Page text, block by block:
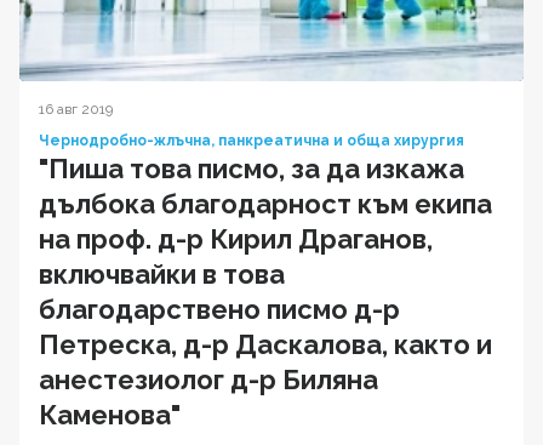
16 авг 2019
Чернодробно-жлъчна, панкреатична и обща хирургия
"Пиша това писмо, за да изкажа
дълбока благодарност към екипа
на проф. д-р Кирил Драганов,
включвайки в това
благодарствено писмо д-р
Петреска, д-р Даскалова, както и
анестезиолог д-р Биляна
Каменова"